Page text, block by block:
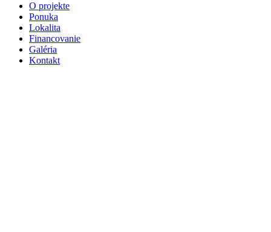
O projekte
Ponuka
Lokalita
Financovanie
Galéria
Kontakt